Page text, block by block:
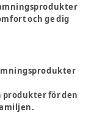
och ge dig
för den